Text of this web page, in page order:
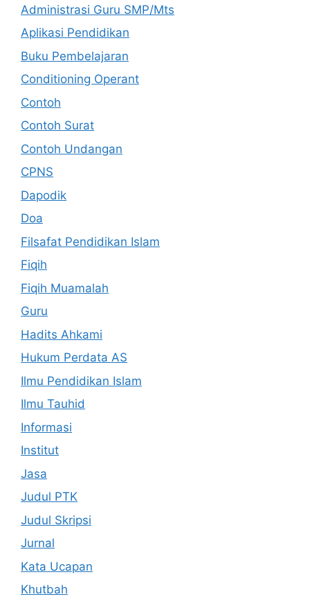
Administrasi Guru SMP/Mts
Aplikasi Pendidikan
Buku Pembelajaran
Conditioning Operant
Contoh
Contoh Surat
Contoh Undangan
CPNS
Dapodik
Doa
Filsafat Pendidikan Islam
Fiqih
Fiqih Muamalah
Guru
Hadits Ahkami
Hukum Perdata AS
Ilmu Pendidikan Islam
Ilmu Tauhid
Informasi
Institut
Jasa
Judul PTK
Judul Skripsi
Jurnal
Kata Ucapan
Khutbah